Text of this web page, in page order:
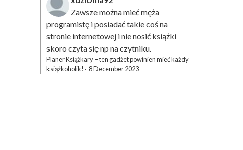
Zawsze można mieć męża
programistę i posiadać takie coś na
stronie internetowej i nie nosić książki
skoro czyta się np na czytniku.
Planer Książkary – ten gadżet powinien mieć każdy
książkoholik! · 8 December 2023